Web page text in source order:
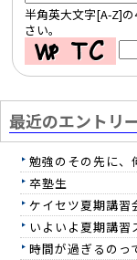
半角英大文字[A-Z]
さい。
最近のエントリ
勉強のその先に、
卒塾生
ケイセツ夏期講
いよいよ夏期講習
時間が過ぎるのっ